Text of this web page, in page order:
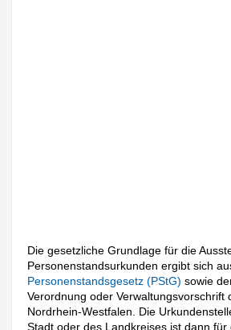
Die gesetzliche Grundlage für die
Personenstandsurkunden ergibt sich
Personenstandsgesetz (PStG)sowie
Verordnung oder Verwaltungsvorschrift
Nordrhein-Westfalen. Die
Stadt oder des Landkreises ist dann